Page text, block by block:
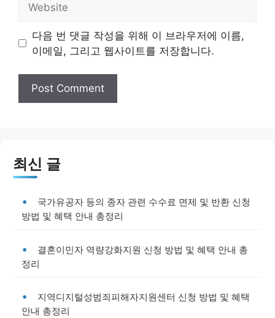
다음 번 댓글 작성을 위해 이 브라우저에 이름,
이메일, 그리고 웹사이트를 저장합니다.
최신 글
국가유공자 등의 종자 관련 수수료 면제 및 반환 신청
방법 및 혜택 안내 총정리
결혼이민자 역량강화지원 신청 방법 및 혜택 안내 총
정리
지역디지털성범죄피해자지원센터 신청 방법 및 혜택
안내 총정리